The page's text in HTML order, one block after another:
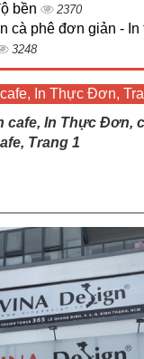
bền
2370
cà phê đơn giản -
3248
In Thực Đơn,
cafe, In Thực Đơn,
Trang 1